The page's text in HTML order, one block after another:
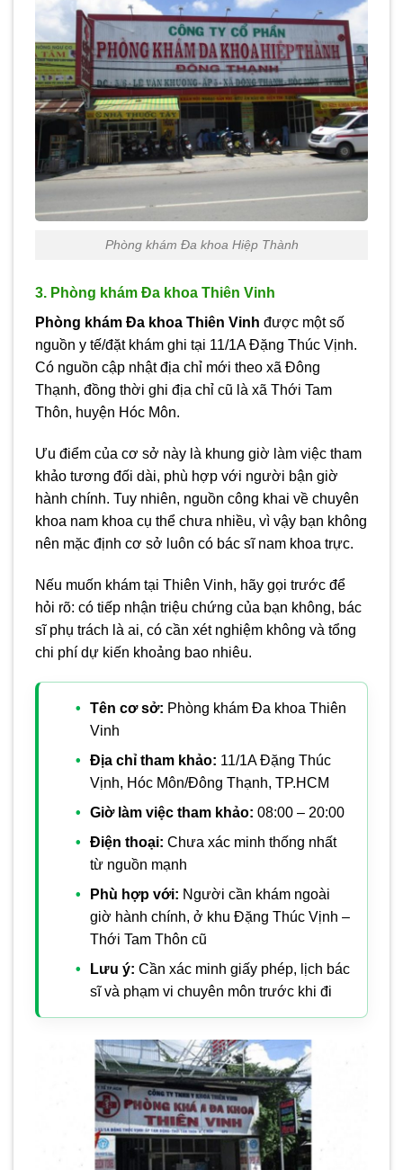
Phòng khám Đa khoa Hiệp Thành
3. Phòng khám Đa khoa Thiên Vinh
Phòng khám Đa khoa Thiên Vinh được một số
nguồn y tế/đặt khám ghi tại 11/1A Đặng Thúc Vịnh.
Có nguồn cập nhật địa chỉ mới theo xã Đông
Thạnh, đồng thời ghi địa chỉ cũ là xã Thới Tam
Thôn, huyện Hóc Môn.
Ưu điểm của cơ sở này là khung giờ làm việc tham
khảo tương đối dài, phù hợp với người bận giờ
hành chính. Tuy nhiên, nguồn công khai về chuyên
khoa nam khoa cụ thể chưa nhiều, vì vậy bạn không
nên mặc định cơ sở luôn có bác sĩ nam khoa trực.
Nếu muốn khám tại Thiên Vinh, hãy gọi trước để
hỏi rõ: có tiếp nhận triệu chứng của bạn không, bác
sĩ phụ trách là ai, có cần xét nghiệm không và tổng
chi phí dự kiến khoảng bao nhiêu.
Tên cơ sở: Phòng khám Đa khoa Thiên
Vinh
Địa chỉ tham khảo: 11/1A Đặng Thúc
Vịnh, Hóc Môn/Đông Thạnh, TP.HCM
Giờ làm việc tham khảo: 08:00 – 20:00
Điện thoại: Chưa xác minh thống nhất
từ nguồn mạnh
Phù hợp với: Người cần khám ngoài
giờ hành chính, ở khu Đặng Thúc Vịnh –
Thới Tam Thôn cũ
Lưu ý: Cần xác minh giấy phép, lịch bác
sĩ và phạm vi chuyên môn trước khi đi